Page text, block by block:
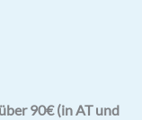
90€ (in AT und